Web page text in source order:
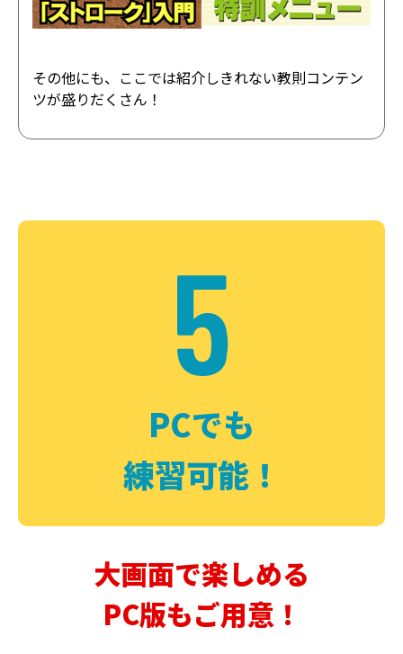
その他にも、ここでは紹介しきれない教則コンテン
ツが盛りだくさん！
5
PCでも
練習可能！
大画面で楽しめる
PC版もご用意！